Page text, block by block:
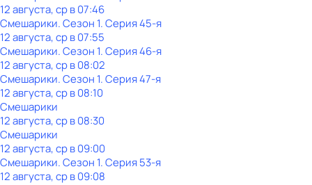
12 августа, ср в 07:46
Смешарики. Сезон 1. Серия 45-я
12 августа, ср в 07:55
Смешарики. Сезон 1. Серия 46-я
12 августа, ср в 08:02
Смешарики. Сезон 1. Серия 47-я
12 августа, ср в 08:10
Смешарики
12 августа, ср в 08:30
Смешарики
12 августа, ср в 09:00
Смешарики. Сезон 1. Серия 53-я
12 августа, ср в 09:08